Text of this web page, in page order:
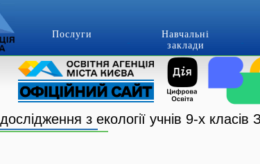
Послуги
Навчальні
заклади
з екології учнів 9-х